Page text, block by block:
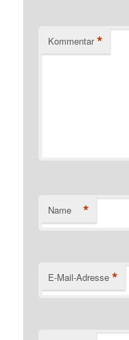
Kommentar *
Name *
E-Mail-Adresse *